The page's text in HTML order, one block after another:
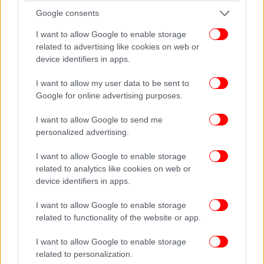
Google consents
I want to allow Google to enable storage
related to advertising like cookies on web or
device identifiers in apps.
I want to allow my user data to be sent to
Google for online advertising purposes.
I want to allow Google to send me
personalized advertising.
I want to allow Google to enable storage
related to analytics like cookies on web or
device identifiers in apps.
I want to allow Google to enable storage
related to functionality of the website or app.
I want to allow Google to enable storage
related to personalization.
σύγκρουση μέσα σε μία ημέρα αφότου αναλάβει
καθήκοντα.
Η ουκρανική κυβέρνηση δεν ανταποκρίθηκε